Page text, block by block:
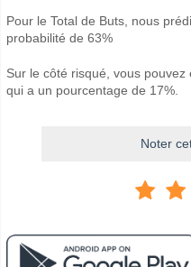
Pour le Total de Buts, nous
probabilité de 63%
Sur le côté risqué, vous
qui a un pourcentage de 17%.
Noter